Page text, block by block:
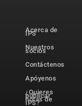
Acerca de
IPS
Nuestros
socios
Contáctenos
Apóyenos
¿Quieres
publicar
notas de
IPS?